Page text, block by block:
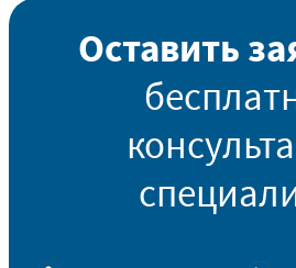
Оставить